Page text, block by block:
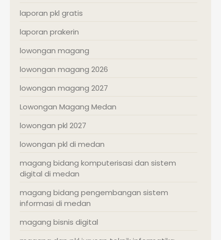
laporan pkl gratis
laporan prakerin
lowongan magang
lowongan magang 2026
lowongan magang 2027
Lowongan Magang Medan
lowongan pkl 2027
lowongan pkl di medan
magang bidang komputerisasi dan sistem
digital di medan
magang bidang pengembangan sistem
informasi di medan
magang bisnis digital